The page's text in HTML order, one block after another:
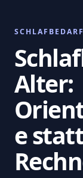
Alter:
e